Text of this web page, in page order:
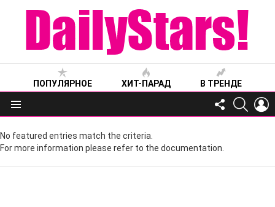
ПОПУЛЯРНОЕ ХИТ-ПАРАД В ТРЕНДЕ
Меню
FOLLOW
US
No featured entries match the criteria.
For more information please refer to the documentation.